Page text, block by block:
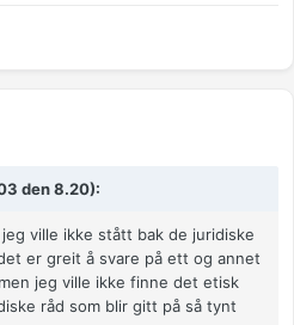
den 8.20):
ville ikke stått bak de juridiske
er greit å svare på ett og annet
jeg ville ikke finne det etisk
råd som blir gitt på så tynt